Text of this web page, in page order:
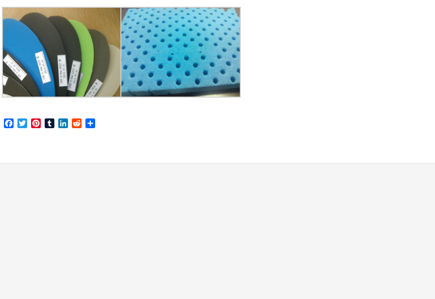
Facebook
TwitterPinterestTumblrLinkedInReddit